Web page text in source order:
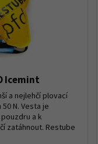
Icemint
a nejlehčí plovací
N. Vesta je
a k
zatáhnout. Restube